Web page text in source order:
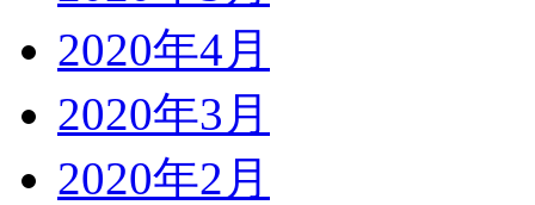
2020年4月
2020年3月
2020年2月